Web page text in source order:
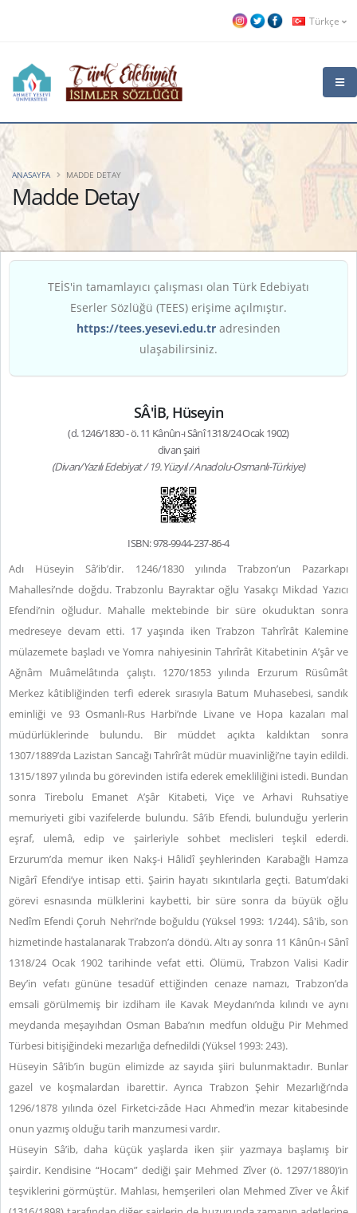
Türkçe
Madde Detay
ANASAYFA MADDE DETAY
TEİS'in tamamlayıcı çalışması olan Türk Edebiyatı
Eserler Sözlüğü (TEES) erişime açılmıştır.
https://tees.yesevi.edu.tr adresinden
ulaşabilirsiniz.
SÂ'İB, Hüseyin
(d. 1246/1830 - ö. 11 Kânûn-ı Sânî 1318/24 Ocak 1902)
divan şairi
(Divan/Yazılı Edebiyat / 19. Yüzyıl / Anadolu-Osmanlı-Türkiye)
ISBN: 978-9944-237-86-4
Adı Hüseyin Sâ’ib’dir. 1246/1830 yılında Trabzon’un Pazarkapı
Mahallesi’nde doğdu. Trabzonlu Bayraktar oğlu Yasakçı Mikdad Yazıcı
Efendi’nin oğludur. Mahalle mektebinde bir süre okuduktan sonra
medreseye devam etti. 17 yaşında iken Trabzon Tahrîrât Kalemine
mülazemete başladı ve Yomra nahiyesinin Tahrîrât Kitabetinin A’şâr ve
Ağnâm Muâmelâtında çalıştı. 1270/1853 yılında Erzurum Rüsûmât
Merkez kâtibliğinden terfi ederek sırasıyla Batum Muhasebesi, sandık
eminliği ve 93 Osmanlı-Rus Harbi’nde Livane ve Hopa kazaları mal
müdürlüklerinde bulundu. Bir müddet açıkta kaldıktan sonra
1307/1889’da Lazistan Sancağı Tahrîrât müdür muavinliği’ne tayin edildi.
1315/1897 yılında bu görevinden istifa ederek emekliliğini istedi. Bundan
sonra Tirebolu Emanet A’şâr Kitabeti, Viçe ve Arhavi Ruhsatiye
memuriyeti gibi vazifelerde bulundu. Sâ’ib Efendi, bulunduğu yerlerin
eşraf, ulemâ, edip ve şairleriyle sohbet meclisleri teşkil ederdi.
Erzurum’da memur iken Nakş-i Hâlidî şeyhlerinden Karabağlı Hamza
Nigârî Efendi’ye intisap etti. Şairin hayatı sıkıntılarla geçti. Batum’daki
görevi esnasında mülklerini kaybetti, bir süre sonra da büyük oğlu
Nedîm Efendi Çoruh Nehri’nde boğuldu (Yüksel 1993: 1/244). Sâ'ib, son
hizmetinde hastalanarak Trabzon’a döndü. Altı ay sonra 11 Kânûn-ı Sânî
1318/24 Ocak 1902 tarihinde vefat etti. Ölümü, Trabzon Valisi Kadir
Bey’in vefatı gününe tesadüf ettiğinden cenaze namazı, Trabzon’da
emsali görülmemiş bir izdiham ile Kavak Meydanı’nda kılındı ve aynı
meydanda meşayıhdan Osman Baba’nın medfun olduğu Pir Mehmed
Türbesi bitişiğindeki mezarlığa defnedildi (Yüksel 1993: 243).
Hüseyin Sâ’ib’in bugün elimizde az sayıda şiiri bulunmaktadır. Bunlar
gazel ve koşmalardan ibarettir. Ayrıca Trabzon Şehir Mezarlığı’nda
1296/1878 yılında özel Firketci-zâde Hacı Ahmed’in mezar kitabesinde
onun yazmış olduğu tarih manzumesi vardır.
Hüseyin Sâ’ib, daha küçük yaşlarda iken şiir yazmaya başlamış bir
şairdir. Kendisine “Hocam” dediği şair Mehmed Zîver (ö. 1297/1880)’in
teşviklerini görmüştür. Mahlası, hemşerileri olan Mehmed Zîver ve Âkif